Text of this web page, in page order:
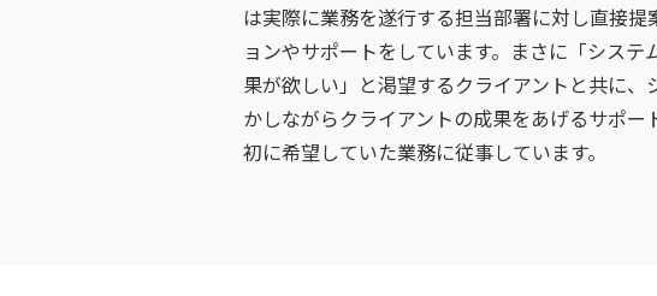
は実際に業務を遂行する担当部署に対し直接提
ョンやサポートをしています。まさに「システ
果が欲しい」と渇望するクライアントと共に、
かしながらクライアントの成果をあげるサポー
初に希望していた業務に従事しています。